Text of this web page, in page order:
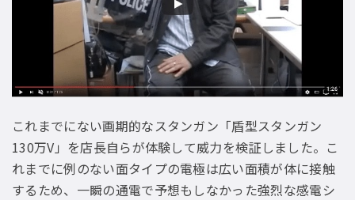
これまでにない画期的なスタンガン「盾型スタンガン
130万V」を店長自らが体験して威力を検証しました。こ
れまでに例のない面タイプの電極は広い面積が体に接触
するため、一瞬の通電で予想もしなかった強烈な感電シ